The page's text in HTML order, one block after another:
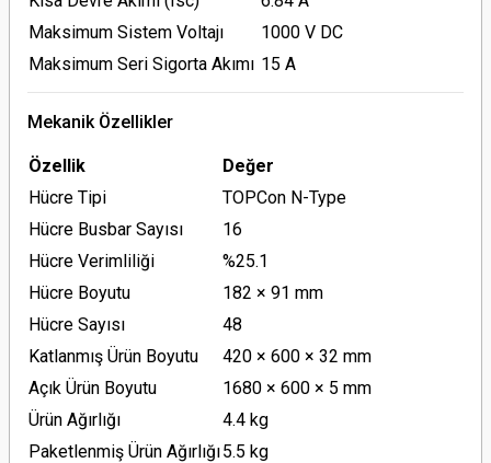
Maksimum Sistem Voltajı
1000 V DC
Maksimum Seri Sigorta Akımı 15 A
Mekanik Özellikler
Özellik
Değer
Hücre Tipi
TOPCon N-Type
Hücre Busbar Sayısı
16
Hücre Verimliliği
%25.1
Hücre Boyutu
182 × 91 mm
Hücre Sayısı
48
Katlanmış Ürün Boyutu
420 × 600 × 32 mm
Açık Ürün Boyutu
1680 × 600 × 5 mm
Ürün Ağırlığı
4.4 kg
Paketlenmiş Ürün Ağırlığı5.5 kg